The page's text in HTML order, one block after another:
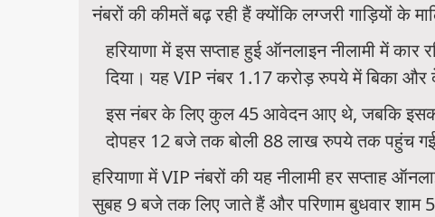
नंबरों की कीमतें बढ़ रही हैं क्योंकि लग्जरी गाड़ियों के
हरियाणा में इस सप्ताह हुई ऑनलाइन नीलामी में
दिया। यह VIP नंबर 1.17 करोड़ रुपये में बिका
इस नंबर के लिए कुल 45 आवेदन आए थे, जबकि इसका
दोपहर 12 बजे तक बोली 88 लाख रुपये तक पहुंच
हरियाणा में VIP नंबरों की यह नीलामी हर सप्ताह
सुबह 9 बजे तक लिए जाते हैं और परिणाम बुधवार शाम